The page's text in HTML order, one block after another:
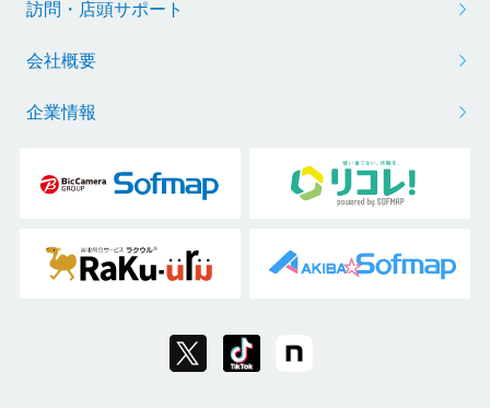
訪問・店頭サポート
会社概要
企業情報